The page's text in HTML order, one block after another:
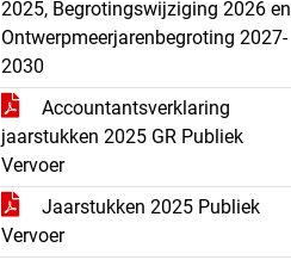
2025, Begrotingswijziging 2026 en
Ontwerpmeerjarenbegroting 2027-
2030
Accountantsverklaring
jaarstukken 2025 GR Publiek
Vervoer
Jaarstukken 2025 Publiek
Vervoer